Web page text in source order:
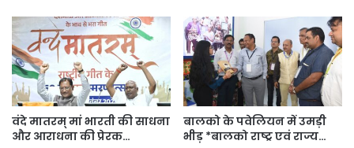
वंदे मातरम् मां भारती की साधना
और आराधना की प्रेरक…
बालको के पवेलियन में उमड़ी
भीड़ *बालको राष्ट्र एवं राज्य…